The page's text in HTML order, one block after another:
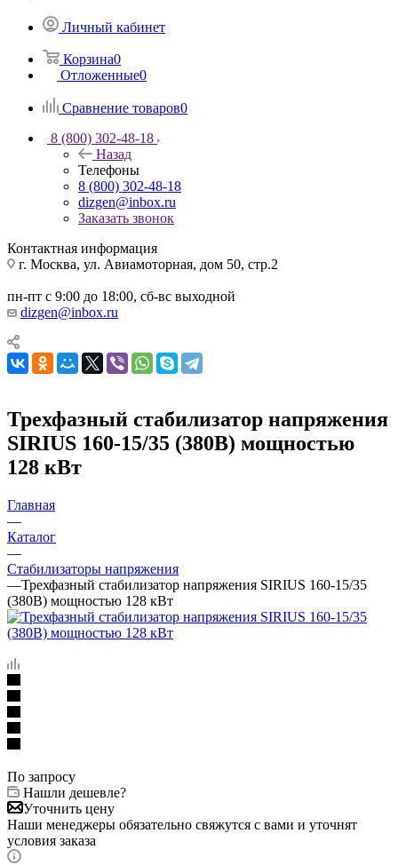
Личный кабинет
Корзина0
Отложенные0
Сравнение товаров0
8 (800) 302-48-18
Назад
Телефоны
8 (800) 302-48-18
dizgen@inbox.ru
Заказать звонок
Контактная информация
г. Москва, ул. Авиамоторная, дом 50, стр.2
пн-пт с 9:00 до 18:00, сб-вс выходной
dizgen@inbox.ru
Трехфазный стабилизатор напряжения
SIRIUS 160-15/35 (380В) мощностью
128 кВт
Главная
—
Каталог
—
Стабилизаторы напряжения
—Трехфазный стабилизатор напряжения SIRIUS 160-15/35
(380В) мощностью 128 кВт
По запросу
Нашли дешевле?
Уточнить цену
Наши менеджеры обязательно свяжутся с вами и уточнят
условия заказа